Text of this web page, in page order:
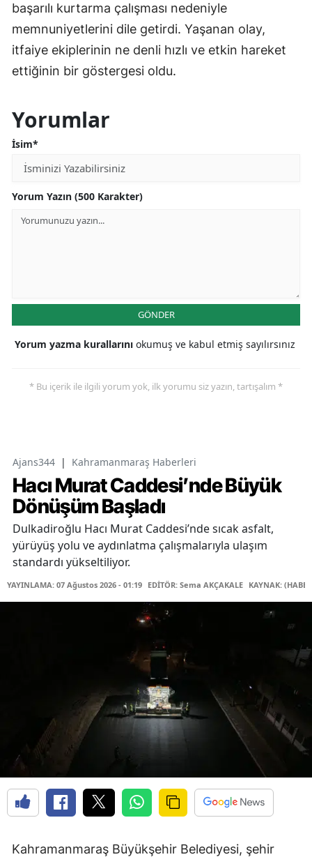
başarılı kurtarma çalışması nedeniyle
memnuniyetlerini dile getirdi. Yaşanan olay,
itfaiye ekiplerinin ne denli hızlı ve etkin hareket
ettiğinin bir göstergesi oldu.
Yorumlar
İsim*
Yorum Yazın (500 Karakter)
GÖNDER
Yorum yazma kurallarını okumuş ve kabul etmiş sayılırsınız
* Bu içerik ile ilgili yorum yok, ilk yorumu siz yazın, tartışalım *
Ajans344 | Kahramanmaraş Haberleri
Hacı Murat Caddesi’nde Büyük
Dönüşüm Başladı
Dulkadiroğlu Hacı Murat Caddesi’nde sıcak asfalt,
yürüyüş yolu ve aydınlatma çalışmalarıyla ulaşım
standardı yükseltiliyor.
YAYINLAMA: 07 Ağustos 2026 - 01:19 EDİTÖR: Sema AKÇAKALE KAYNAK:
Kahramanmaraş Büyükşehir Belediyesi, şehir